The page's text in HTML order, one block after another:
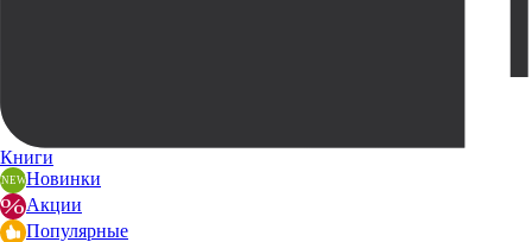
Книги
Новинки
Акции
Популярные